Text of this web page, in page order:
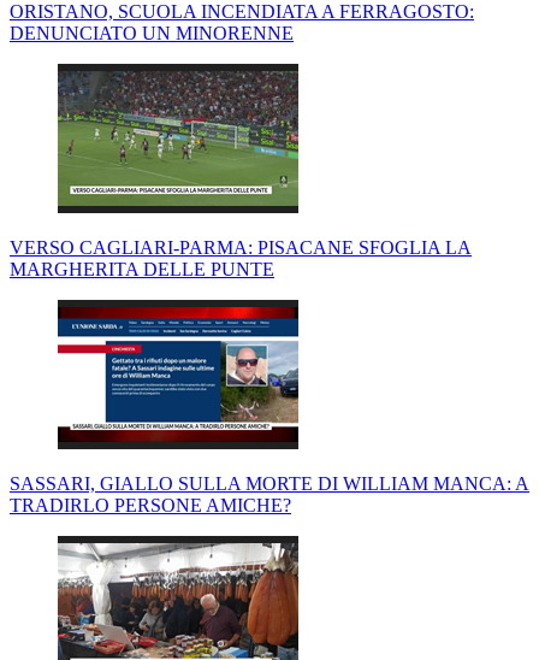
ORISTANO, SCUOLA INCENDIATA A FERRAGOSTO:
DENUNCIATO UN MINORENNE
VERSO CAGLIARI-PARMA: PISACANE SFOGLIA LA
MARGHERITA DELLE PUNTE
SASSARI, GIALLO SULLA MORTE DI WILLIAM MANCA: A
TRADIRLO PERSONE AMICHE?